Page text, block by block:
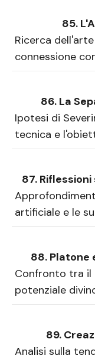
85.
Ricerca
connessione
86. La
Ipotesi di
tecnica e
87.
artificiale e le
88. Platone
Confronto tra il
potenziale
89.
Analisi sulla